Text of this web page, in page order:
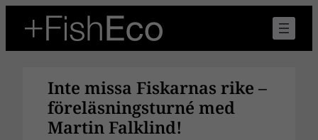
innehåll
Inte missa Fiskarnas rike –
föreläsningsturné med
Martin Falklind!